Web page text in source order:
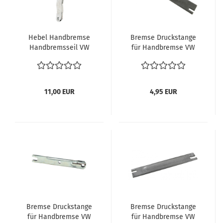
Hebel Handbremse
Handbremsseil VW
Druckstange für
Verglnr. 211609614B
11,00 EUR
Bremse Druckstange
für Handbremse VW
Druckstange für
Bremsbeläge rechts
211609632B
4,95 EUR
Bremse Druckstange
für Handbremse VW
Bremse Druckstange
für Handbremse VW